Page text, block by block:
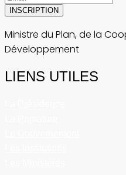
INSCRIPTION
Ministre du Plan, de la
Développement
LIENS UTILES